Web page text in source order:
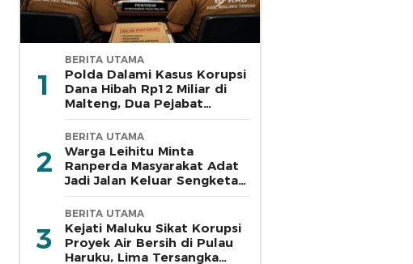
1
BERITA UTAMA
Polda Dalami Kasus Korupsi
Dana Hibah Rp12 Miliar di
Malteng, Dua Pejabat
Pemkab Diperiksa
2
BERITA UTAMA
Warga Leihitu Minta
Ranperda Masyarakat Adat
Jadi Jalan Keluar Sengketa
Enam Dusun Tanjung Sial
3
BERITA UTAMA
Kejati Maluku Sikat Korupsi
Proyek Air Bersih di Pulau
Haruku, Lima Tersangka